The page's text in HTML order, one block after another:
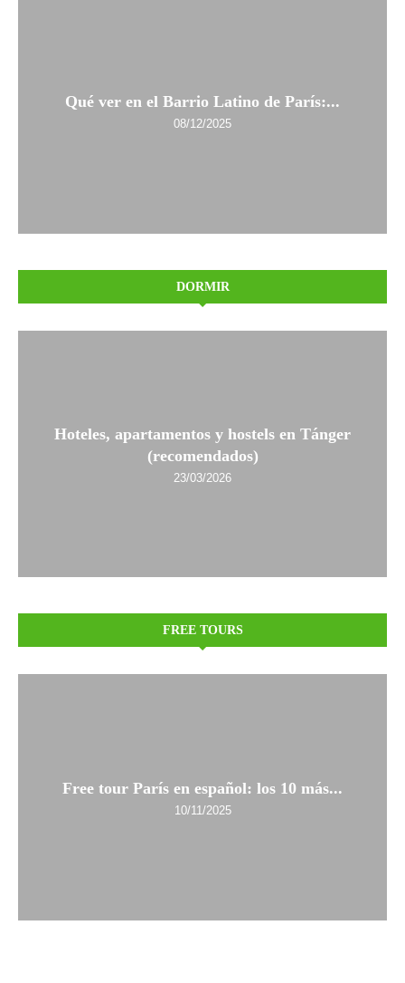
Qué ver en el Barrio Latino de París:...
08/12/2025
DORMIR
Hoteles, apartamentos y hostels en Tánger
(recomendados)
23/03/2026
FREE TOURS
Free tour París en español: los 10 más...
10/11/2025